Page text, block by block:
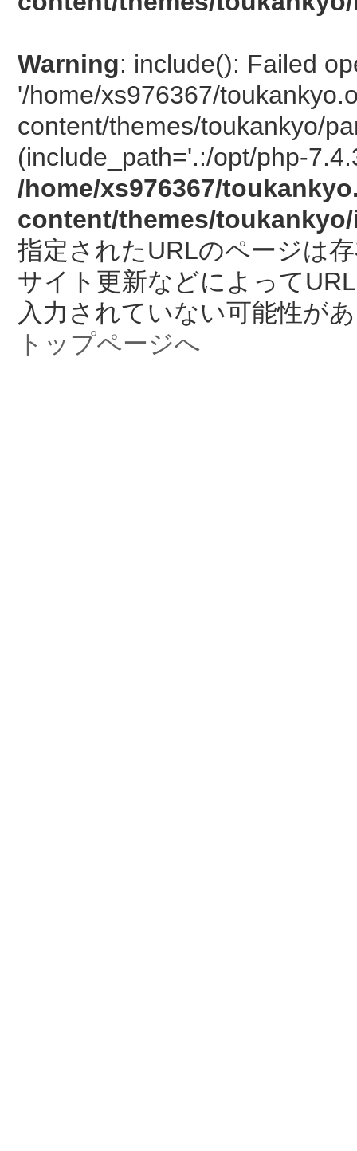
Warning: include(): Failed
'/home/xs976367/
content/themes/toukankyo/
(include_path='.:/opt/php-
/home/xs976367/
content/themes/
指定されたURLのページは
サイト更新などによって
入力されていない可能性が
トップページへ